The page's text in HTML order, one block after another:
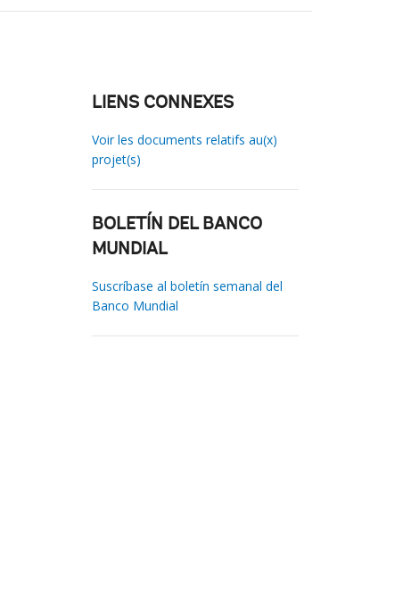
LIENS CONNEXES
Voir les documents relatifs au(x)
projet(s)
BOLETÍN DEL BANCO
MUNDIAL
Suscríbase al boletín semanal del
Banco Mundial